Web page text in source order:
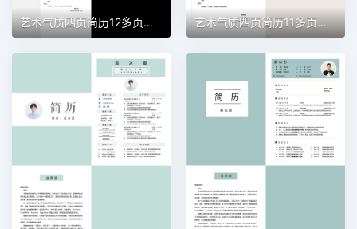
艺术气质四页简历12多页简历word模板 艺术气质四页简历11多页简历word模板